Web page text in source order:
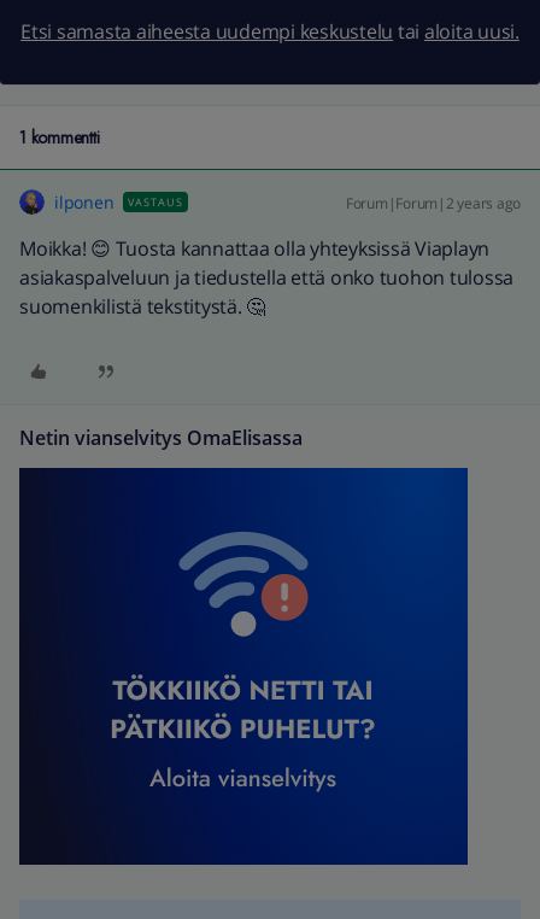
Etsi samasta aiheesta uudempi keskustelu tai aloita uusi.
1 kommentti
ilponen VASTAUS Forum|Forum|2 years ago
Moikka! 😊 Tuosta kannattaa olla yhteyksissä Viaplayn
asiakaspalveluun ja tiedustella että onko tuohon tulossa
suomenkilistä tekstitystä. 🤔
Netin vianselvitys OmaElisassa